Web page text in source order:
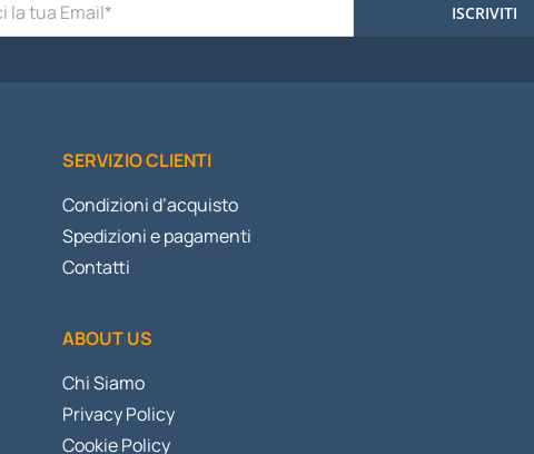
ISCRIVITI
SERVIZIO CLIENTI
Condizioni d’acquisto
Spedizioni e pagamenti
Contatti
ABOUT US
Chi Siamo
Privacy Policy
Cookie Policy